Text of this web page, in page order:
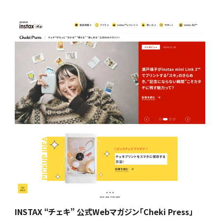
INSTAX “チェキ” 公式Webマガジン「Cheki Press」